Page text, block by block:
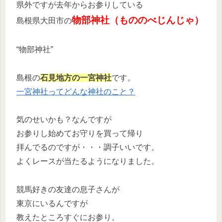
県外ですが去年からお参りしている
島根県大田市の物部神社（もののべじんじゃ）
“物部神社”
島根の石見地方の一宮神社です。
一宮神社ってどんな神社のこと？
気のせいかも？なんですが
お参りし始めてお守りを買って帰り
拝んでるのですが・・・調子いいです。
よくレースが当たるようになりました。
競馬好きの友達の息子さんが
東京にいるんですが
教えたところすぐにお参り。